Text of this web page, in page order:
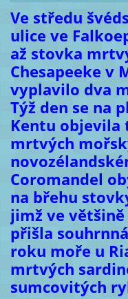
Ve středu
ulice ve
až stovka
Chesapeeke v
vyplavilo dva
Týž den se na
Kentu objevila
mrtvých
Coromandel
na břehu
jimž ve
přišla
roku moře u
mrtvých
sumcovitých